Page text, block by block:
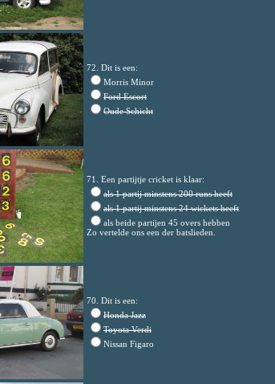
72. Dit is een:
Morris Minor
Ford Escort
Oude Schicht
71. Een partijtje cricket is klaar:
als 1 partij minstens 200 runs heeft
als 1 partij minstens 24 wickets heeft
als beide partijen 45 overs hebben
Zo vertelde ons een der batslieden.
70. Dit is een:
Honda Jazz
Toyota Verdi
Nissan Figaro